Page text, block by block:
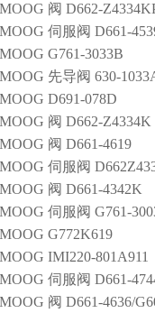
MOOG 阀 D662-
MOOG 伺服阀 D661-
MOOG G761-3033B
MOOG 先导阀 630-
MOOG D691-078D
MOOG 阀 D662-Z4334K
MOOG 阀 D661-4619
MOOG 伺服阀
MOOG 阀 D661-4342K
MOOG 伺服阀 G761-
MOOG G772K619
MOOG IMI220-801A911
MOOG 伺服阀 D661-
MOOG 阀 D661-4636/